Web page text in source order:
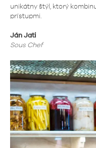
unikátny štýl, ktorý
prístupmi.
Ján Jati
Sous Chef